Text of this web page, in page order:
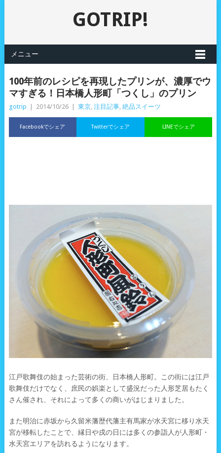
GOTRIP!
メニュー
100年前のレシピを再現したプリンが、濃厚でウ
マすぎる！日本橋人形町「つくし」のプリン
gotrip 2014/10/26 東京, 注目記事, 絶品スイーツ
Facebookでシェア LINEでシェア
Twitterでシェア
江戸歌舞伎の始まった芸術の街、日本橋人形町。この街には江戸
歌舞伎だけでなく、庶民の娯楽として盛況だった人形芝居もたく
さん催され、それによって多くの商いがはじまりました。
また明治に赤坂から久留米藩歴代藩主有馬家が水天宮に移り水天
宮が移転したことで、縁日や戌の日には多くの参詣人が人形町・
水天宮エリアを訪れるようになります。